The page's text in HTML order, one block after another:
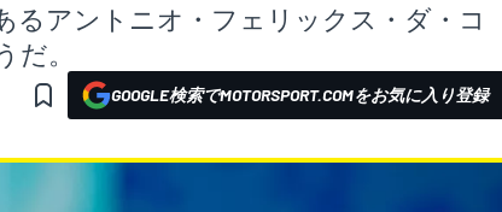
るアントニオ・フェリックス・ダ・コ
だ。
GOOGLE検索でMOTORSPORT.COMをお気に入り登録